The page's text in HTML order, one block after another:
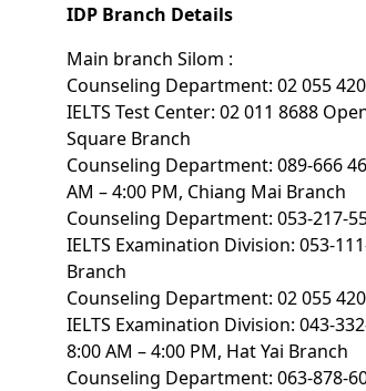
IDP Branch Details
Main branch Silom :
Counseling Department: 02 055
IELTS Test Center: 02 011 8688
Square Branch
Counseling Department: 089-666
AM – 4:00 PM, Chiang Mai Branch
Counseling Department: 053-217-
IELTS Examination Division: 053-
Branch
Counseling Department: 02 055
IELTS Examination Division: 043-
8:00 AM – 4:00 PM, Hat Yai Branch
Counseling Department: 063-878-